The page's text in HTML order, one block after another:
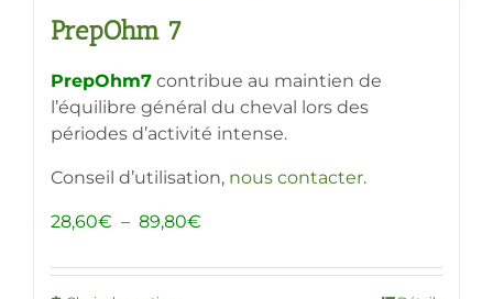
PrepOhm 7
PrepOhm7 contribue au maintien de
l’équilibre général du cheval lors des
périodes d’activité intense.
Conseil d’utilisation, nous contacter.
28,60€ – 89,80€
prix :